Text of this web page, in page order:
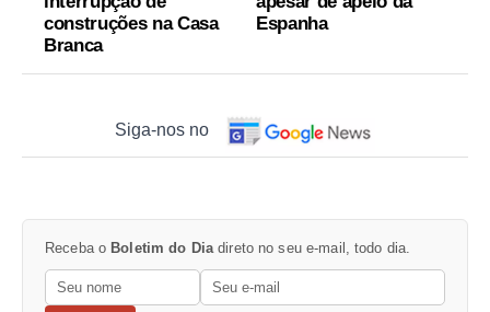
construções na Casa
Branca
Espanha
Siga-nos no
Receba o Boletim do Dia direto no seu e-mail, todo dia.